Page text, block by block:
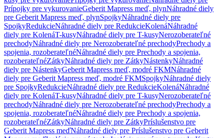
Prípojky pre vykurovanieGeberit Mapress meď, plynNáhradné diely
pre Geberit Mapress meď, plynSpojkyNáhradné diely pre
SpojkyRedukcieNáhradné diely pre RedukcieKolenáNáhradné
diely pre KolenáT-kusyNáhradné diely pre T-kusyNerozoberateľné
prechodyNáhradné diely pre Nerozoberateľné prechodyPrechody a
spojenia, rozoberateľnéNáhradné diely pre Prechody a spojenia,
rozoberateľnéZátkyNáhradné diely pre ZátkyNástenkyNáhradné
diely pre NástenkyGeberit Mapress meď, modré FKMNáhradné
diely pre Geberit Mapress meď, modré FKMSpojkyNáhradné diely
pre SpojkyRedukcieNáhradné diely pre RedukcieKolenáNáhradné
diely pre KolenáT-kusyNáhradné diely pre T-kusyNerozoberateľné
prechodyNáhradné diely pre Nerozoberateľné prechodyPrechody a
spojenia, rozoberateľnéNáhradné diely pre Prechody a spojenia,
rozoberateľnéZátkyNáhradné diely pre ZátkyPríslušenstvo pre
Geberit Mapress meďNáhradné diely pre Príslušenstvo pre Geberit